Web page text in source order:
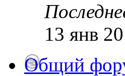
13 янв
Общий